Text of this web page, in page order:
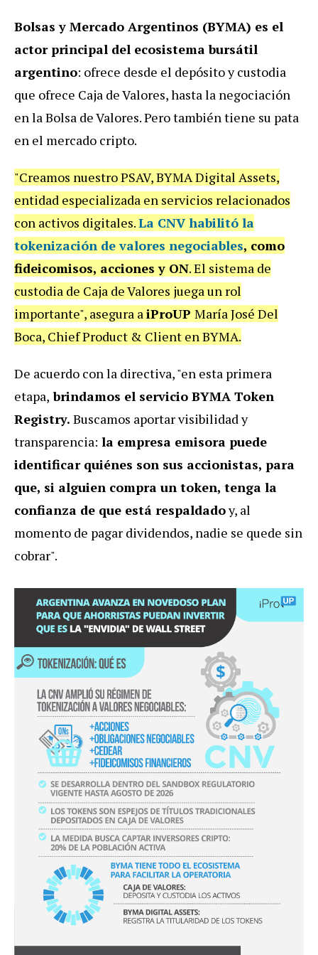
Bolsas y Mercado Argentinos (BYMA) es el
actor principal del ecosistema bursátil
argentino: ofrece desde el depósito y custodia
que ofrece Caja de Valores, hasta la negociación
en la Bolsa de Valores. Pero también tiene su pata
en el mercado cripto.
"Creamos nuestro PSAV, BYMA Digital Assets,
entidad especializada en servicios relacionados
con activos digitales.La CNV habilitó la
tokenización de valores negociables, como
fideicomisos, acciones y ON. El sistema de
custodia de Caja de Valores juega un rol
importante", asegura aiProUP María José Del
Boca, Chief Product & Client en BYMA.
De acuerdo con la directiva, "en esta primera
etapa, brindamos el servicio BYMA Token
Registry. Buscamos aportar visibilidad y
transparencia: la empresa emisora puede
identificar quiénes son sus accionistas, para
que, si alguien compra un token, tenga la
confianza de que está respaldadoy, al
momento de pagar dividendos, nadie se quede sin
cobrar".